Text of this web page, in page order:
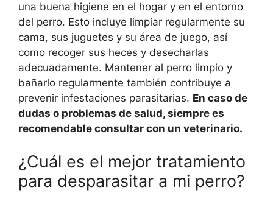
una buena higiene en el hogar y en el entorno
del perro. Esto incluye limpiar regularmente su
cama, sus juguetes y su área de juego, así
como recoger sus heces y desecharlas
adecuadamente. Mantener al perro limpio y
bañarlo regularmente también contribuye a
prevenir infestaciones parasitarias. En caso de
dudas o problemas de salud, siempre es
recomendable consultar con un veterinario.
¿Cuál es el mejor tratamiento
para desparasitar a mi perro?